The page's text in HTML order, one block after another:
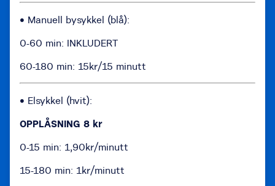
• Manuell bysykkel (blå):
0-60 min: INKLUDERT
60-180 min: 15kr/15 minutt
• Elsykkel (hvit):
OPPLÅSNING 8 kr
0-15 min: 1,90kr/minutt
15-180 min: 1kr/minutt